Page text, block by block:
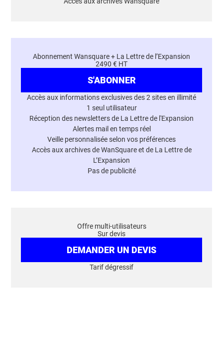
Abonnement Wansquare + La Lettre de l’Expansion
2490 € HT
S'ABONNER
Accès aux informations exclusives des 2 sites en illimité
1 seul utilisateur
Réception des newsletters de La Lettre de l'Expansion
Alertes mail en temps réel
Veille personnalisée selon vos préférences
Accès aux archives de WanSquare et de La Lettre de
L’Expansion
Pas de publicité
Offre multi-utilisateurs
Sur devis
DEMANDER UN DEVIS
Tarif dégressif